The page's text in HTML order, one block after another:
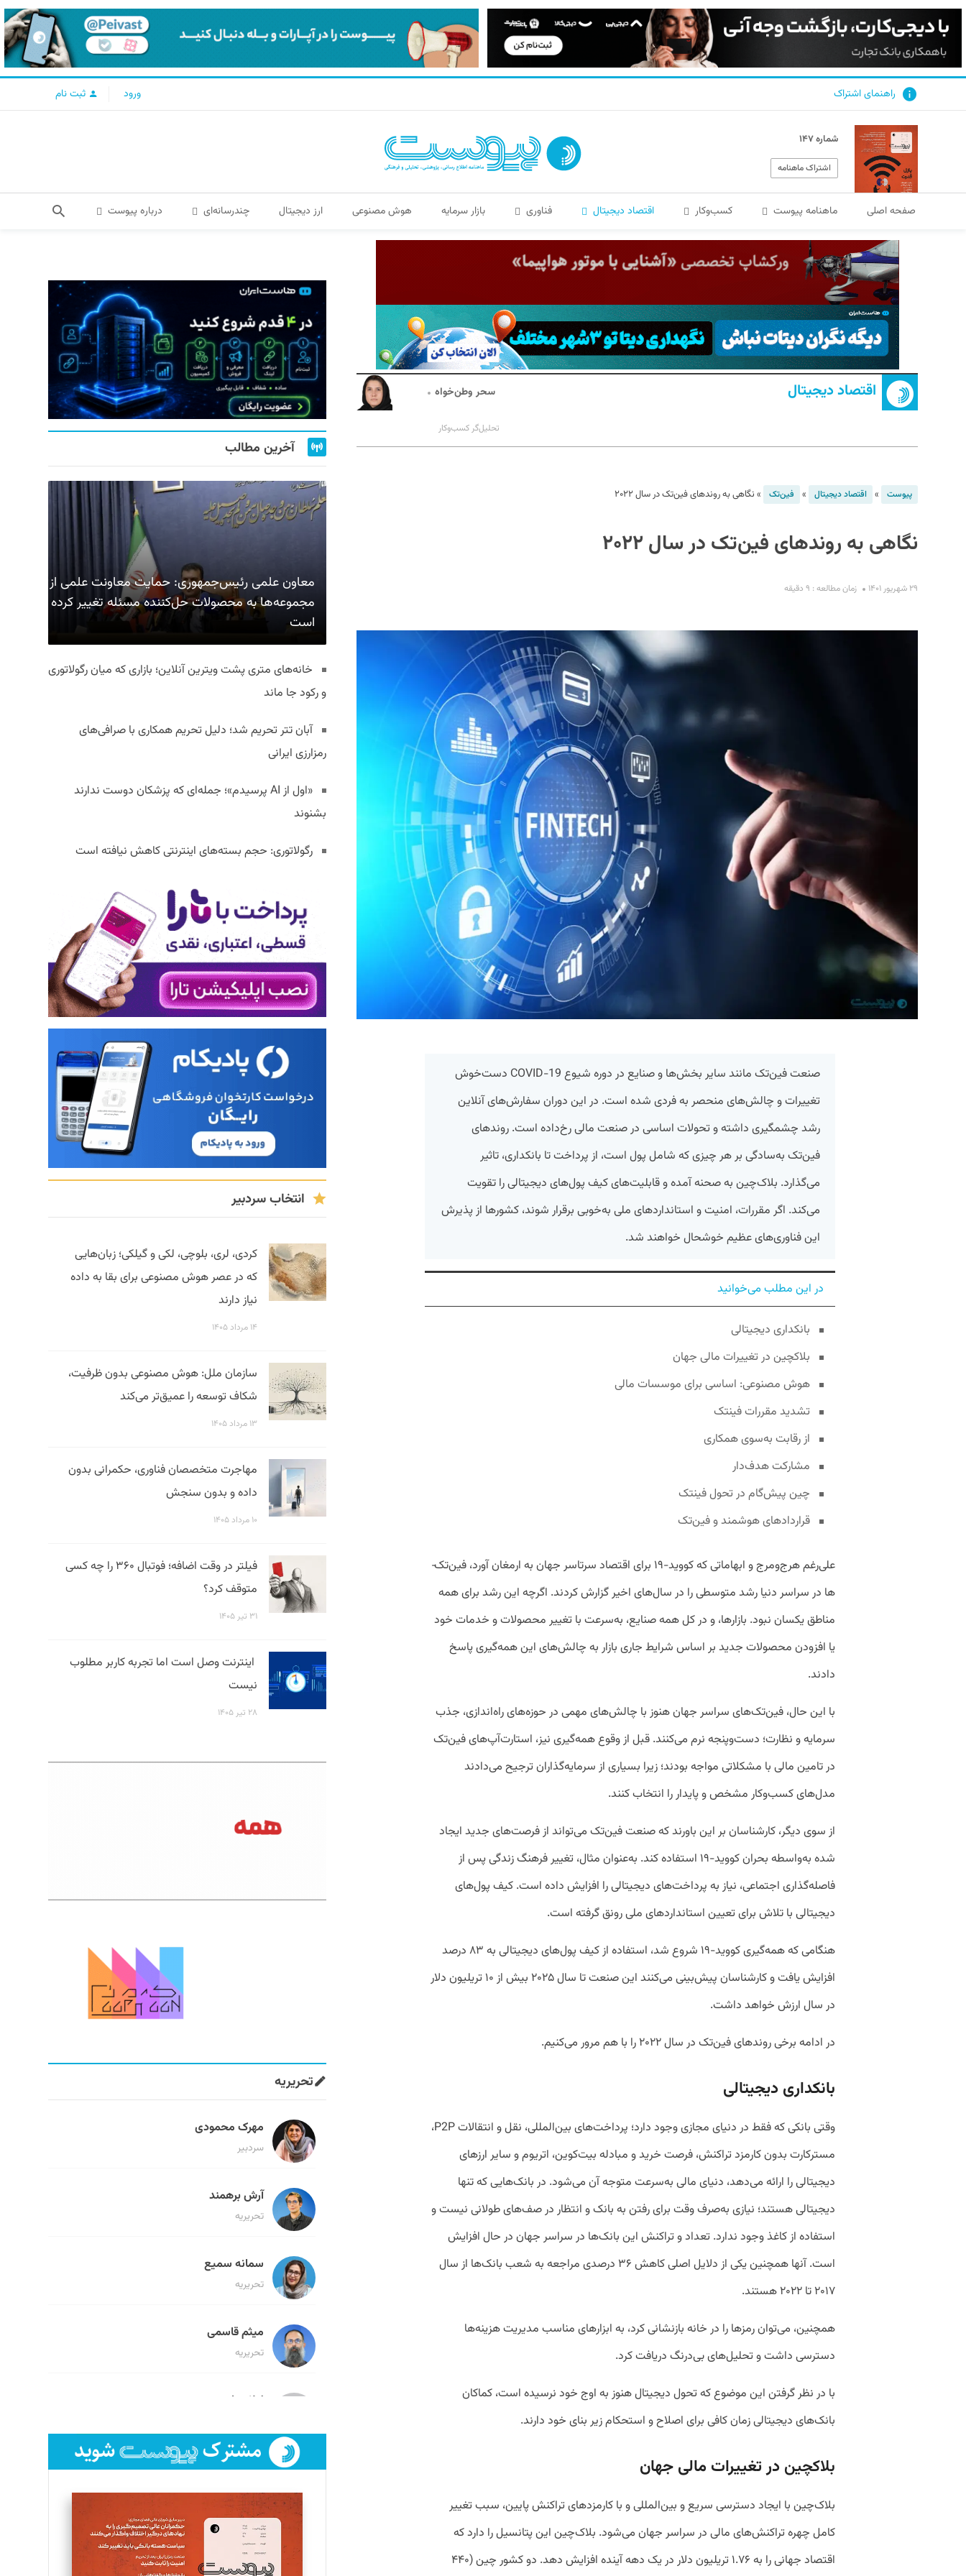
راهنمای اشتراک ورود ثبت نام
شماره ۱۴۷
اشتراک ماهنامه
صفحه اصلی ماهنامه پیوست کسب‌و‌کار اقتصاد دیجیتال فناوری بازار سرمایه هوش مصنوعی ارز دیجیتال چندرسانه‌ای درباره پیوست
اقتصاد دیجیتال سحر وطن‌خواه
تحلیل‌گر كسب‌وكار
پیوست » اقتصاد دیجیتال » فین‌تک » نگاهی به روندهای فین‌­تک در سال ۲۰۲۲
نگاهی به روندهای فین‌­تک در سال ۲۰۲۲
۲۹ شهریور ۱۴۰۱ زمان مطالعه : ۹ دقیقه
صنعت فین‌تک مانند سایر بخش‌ها و صنایع در دوره شیوع COVID-19 دست‌خوش
تغییرات و چالش‌های منحصر به‌ فردی شده است. در این دوران سفارش‌­های آنلاین
رشد چشمگیری داشته و تحولات اساسی در صنعت مالی رخ‌داده است. روندهای
فین‌تک به‌سادگی بر هر چیزی که شامل پول است، از پرداخت تا بانکداری، تاثیر
می‌گذارد. بلاک‌چین به صحنه آمده و قابلیت‌­های کیف پول‌های دیجیتالی را تقویت
می‌کند. اگر مقررات، امنیت و استانداردهای ملی به‌خوبی برقرار شوند، کشورها از پذیرش
این فناوری‌های عظیم خوشحال خواهند شد.
در این مطلب می‌خوانید
بانکداری دیجیتالی
بلاک­چین در تغییرات مالی جهان
هوش مصنوعی: اساسی برای موسسات مالی
تشدید مقررات فین­تک
از رقابت به‌سوی همکاری
مشارکت هدف‌دار
چین پیش‌گام در تحول فین­تک
قراردادهای هوشمند و فین‌تک
علی‌رغم هرج‌ومرج و ابهاماتی که کووید-۱۹ برای اقتصاد سرتاسر جهان به ارمغان آورد، فین­‌تک‌­
ها در سراسر دنیا رشد متوسطی را در سال‌های اخیر گزارش کردند. اگرچه این رشد برای همه
مناطق یکسان نبود. بازارها، و در کل همه صنایع، به‌سرعت با تغییر محصولات و خدمات خود
یا افزودن محصولات جدید بر اساس شرایط جاری بازار به چالش‌های این همه‌گیری پاسخ
دادند.
با این حال، فین‌تک‌های سراسر جهان هنوز با چالش‌های مهمی در حوزه­‌های راه‌­اندازی، جذب
سرمایه و نظارت؛ دست‌وپنجه نرم می‌کنند. قبل از وقوع همه‌گیری نیز، استارت‌آپ‌های فین‌تک
در تامین مالی با مشکلاتی مواجه بودند؛ زیرا بسیاری از سرمایه‌گذاران ترجیح می‌دادند
مدل‌های کسب‌وکار مشخص و پایدار را انتخاب کنند.
از سوی دیگر، کارشناسان بر این باورند که صنعت فین‌تک می‌تواند از فرصت‌های جدید ایجاد
شده به‌واسطه بحران کووید-۱۹ استفاده کند. به‌عنوان مثال، تغییر فرهنگ زندگی پس از
فاصله‌گذاری اجتماعی، نیاز به پرداخت‌­های دیجیتالی را افزایش داده است. کیف پول‌های
دیجیتالی با تلاش برای تعیین استانداردهای ملی رونق گرفته است.
هنگامی که همه‌گیری کووید-۱۹ شروع شد، استفاده از کیف پول‌های دیجیتالی به ۸۳ درصد
افزایش یافت و کارشناسان پیش‌بینی می‌کنند این صنعت تا سال ۲۰۲۵ بیش از ۱۰ تریلیون دلار
در سال ارزش خواهد داشت.
در ادامه برخی روندهای فین‌تک در سال ۲۰۲۲ را با هم مرور می‌کنیم.
بانکداری دیجیتالی
وقتی بانکی که فقط در دنیای مجازی وجود دارد؛ پرداخت‌های بین‌المللی، نقل و انتقالات P2P،
مسترکارت بدون کارمزد تراکنش، فرصت خرید و مبادله بیت‌کوین، اتریوم و سایر ارزهای
دیجیتالی را ارائه می‌دهد، دنیای مالی به‌سرعت متوجه آن می‌شود. در بانک‌هایی که تنها
دیجیتالی هستند؛ نیازی به‌صرف وقت برای رفتن به بانک و انتظار در صف‌­های طولانی نیست و
استفاده از کاغذ وجود ندارد. تعداد و تراکنش این بانک‌­ها در سراسر جهان در حال افزایش
است. آ­نها همچنین یکی از دلایل اصلی کاهش ۳۶ درصدی مراجعه به شعب بانک‌­ها از سال
۲۰۱۷ تا ۲۰۲۲ هستند.
همچنین، می‌توان رمزها را در خانه‌ بازنشانی کرد، به ابزارهای مناسب مدیریت هزینه‌ها
دسترسی داشت و تحلیل‌های بی‌درنگ دریافت کرد.
با در نظر گرفتن این موضوع که تحول دیجیتال هنوز به اوج خود نرسیده است، کماکان
بانک‌های دیجیتالی زمان کافی برای اصلاح و استحکام زیر بنای خود دارند.
بلاک­چین در تغییرات مالی جهان
بلاک‌چین با ایجاد دسترسی سریع و بین‌المللی و با کارمزدهای تراکنش پایین، سبب تغییر
کامل چهره تراکنش‌­های مالی در سراسر جهان می‌­شود. بلاک‌چین این پتانسیل را دارد که
اقتصاد جهانی را به ۱.۷۶ تریلیون دلار در یک دهه آینده افزایش دهد. دو کشور چین (۴۴۰
آخرین مطالب
معاون علمی رئیس‌جمهوری: حمایت معاونت علمی از
مجموعه‌ها به محصولات حل‌کننده مسئله تغییر کرده
است
خانه‌های متری پشت ویترین آنلاین؛ بازاری که میان رگولاتوری
و رکود جا ماند
آبان تتر تحریم شد؛ دلیل تحریم همکاری با صرافی‌های
رمزارزی ایرانی
«اول از AI پرسیدم»؛ جمله‌ای که پزشکان دوست ندارند
بشنوند
رگولاتوری: حجم بسته‌های اینترنتی کاهش نیافته است
انتخاب سردبیر
کردی، لری، بلوچی، لکی و گیلکی؛ زبان‌هایی
که در عصر هوش مصنوعی برای بقا به داده
نیاز دارند
۱۴ مرداد ۱۴۰۵
سازمان ملل: هوش مصنوعی بدون ظرفیت،
شکاف توسعه را عمیق‌تر می‌کند
۱۳ مرداد ۱۴۰۵
مهاجرت متخصصان فناوری، حکمرانی بدون
داده و بدون سنجش
۱۰ مرداد ۱۴۰۵
فیلتر در وقت اضافه؛ فوتبال ۳۶۰ را چه کسی
متوقف کرد؟
۳۱ تیر ۱۴۰۵
اینترنت وصل است اما تجربه کاربر مطلوب
نیست
۲۸ تیر ۱۴۰۵
تحریریه
مهرک محمودی
سردبیر
آرش برهمند
تحریریه
سمانه سمیع
تحریریه
میثم قاسمی
تحریریه
لیلا حنارود
فائزه فتحی رستمی
تحریریه
سروش کرمیان
تحریریه